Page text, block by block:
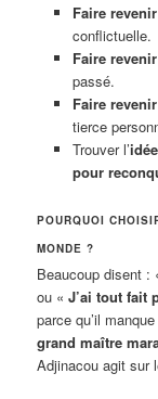
Faire
conflictuelle.
Faire
passé.
Faire
tierce
Trouver l’
pour
POURQUOI
MONDE ?
Beaucoup disent :
ou «J’ai tout fait
parce qu’il
grand maître
Adjinacou agit sur